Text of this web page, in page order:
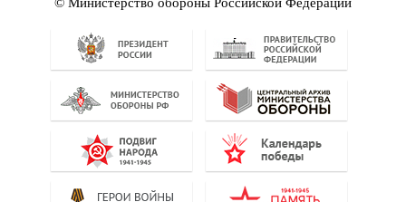
© Министерство обороны Российской Федерации